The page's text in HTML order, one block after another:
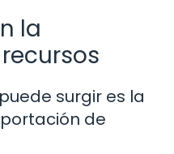
la
surgir es la
de